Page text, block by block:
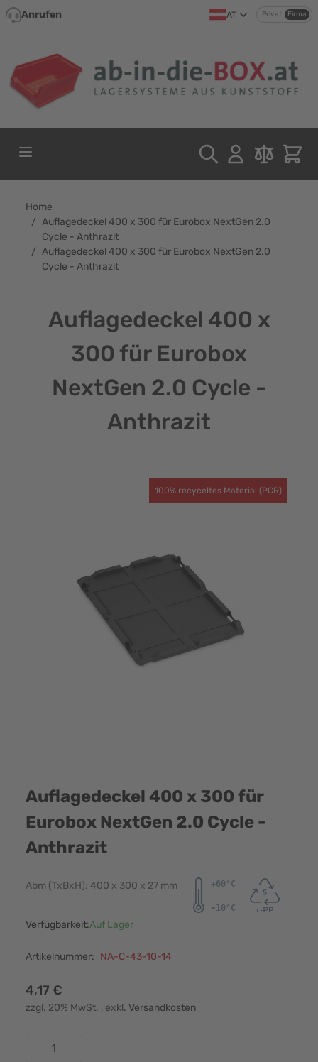
Direkt zum Inhalt
Anrufen AT Privat Firma
Home
/ Auflagedeckel 400 x 300 für Eurobox NextGen 2.0
Cycle - Anthrazit
/ Auflagedeckel 400 x 300 für Eurobox NextGen 2.0
Cycle - Anthrazit
Auflagedeckel 400 x
300 für Eurobox
NextGen 2.0 Cycle -
Anthrazit
100% recyceltes Material (PCR)
Auflagedeckel 400 x 300 für
Eurobox NextGen 2.0 Cycle -
Anthrazit
Abm (TxBxH): 400 x 300 x 27 mm
Verfügbarkeit:Auf Lager
Artikelnummer: NA-C-43-10-14
4,17 €
zzgl. 20% MwSt. , exkl. Versandkosten